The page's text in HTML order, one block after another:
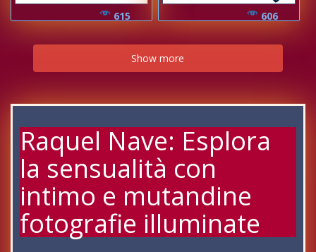
615
606
Show more
Raquel Nave: Esplora
la sensualità con
intimo e mutandine
fotografie illuminate